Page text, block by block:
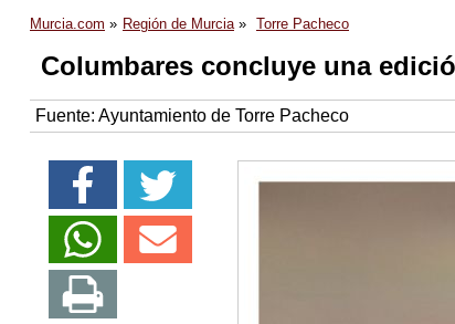
Murcia.com Región de Murcia Torre Pacheco
Columbares concluye una
Fuente: Ayuntamiento de Torre Pacheco